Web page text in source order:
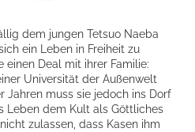
dem jungen Tetsuo Naeba
ein Leben in Freiheit zu
einen Deal mit ihrer Familie:
Universität der Außenwelt
Jahren muss sie jedoch ins Dorf
Leben dem Kult als Göttliches
zulassen, dass Kasen ihm